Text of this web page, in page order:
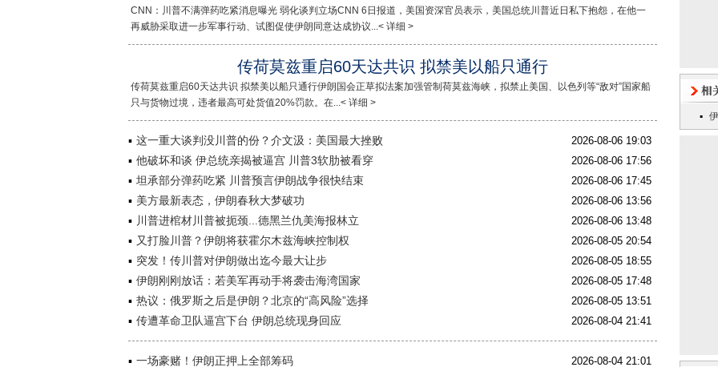
CNN：川普不满弹药吃紧消息曝光 弱化谈判立场CNN 6日报道，美国资深官员表示，美国总统川普近日私下抱怨，在他一
再威胁采取进一步军事行动、试图促使伊朗同意达成协议...< 详细 >
传荷莫兹重启60天达共识 拟禁美以船只通行
传荷莫兹重启60天达共识 拟禁美以船只通行伊朗国会正草拟法案加强管制荷莫兹海峡，拟禁止美国、以色列等“敌对”国家船
只与货物过境，违者最高可处货值20%罚款。在...< 详细 >
这一重大谈判没川普的份？介文汲：美国最大挫败 2026-08-06 19:03
他破坏和谈 伊总统亲揭被逼宫 川普3软肋被看穿 2026-08-06 17:56
坦承部分弹药吃紧 川普预言伊朗战争很快结束 2026-08-06 17:45
美方最新表态，伊朗春秋大梦破功 2026-08-06 13:56
川普进棺材川普被扼颈...德黑兰仇美海报林立 2026-08-06 13:48
又打脸川普？伊朗将获霍尔木兹海峡控制权 2026-08-05 20:54
突发！传川普对伊朗做出迄今最大让步 2026-08-05 18:55
伊朗刚刚放话：若美军再动手将袭击海湾国家 2026-08-05 17:48
热议：俄罗斯之后是伊朗？北京的“高风险”选择 2026-08-05 13:51
传遭革命卫队逼宫下台 伊朗总统现身回应 2026-08-04 21:41
一场豪赌！伊朗正押上全部筹码 2026-08-04 21:01